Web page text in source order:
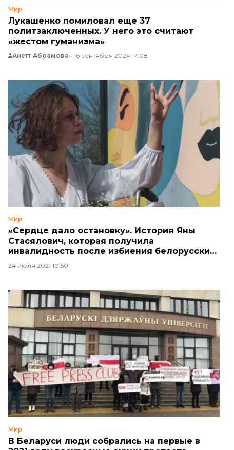
Мир
Лукашенко помиловал еще 37
политзаключенных. У него это считают
«жестом гуманизма»
Анетт Абрамова 16 сентября 2024 17:08
Мир
«Сердце дало остановку». История Яны
Стасялович, которая получила
инвалидность после избиения белорусским
ОМОНом
24 июля 2021 10:50
Мир
В Беларуси люди собрались на первые в